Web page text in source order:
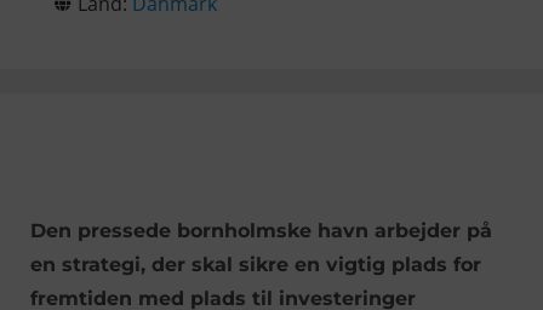
Den pressede bornholmske havn arbejder på
en strategi, der skal sikre en vigtig plads for
fremtiden med plads til investeringer